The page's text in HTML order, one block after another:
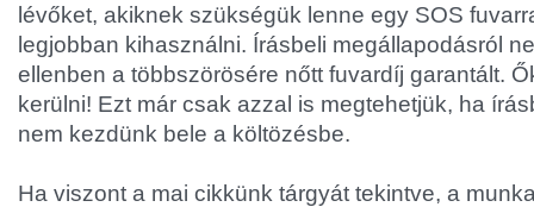
lévőket, akiknek szükségük lenne egy SOS
legjobban kihasználni. Írásbeli megállapodásról
ellenben a többszörösére nőtt fuvardíj garantált.
kerülni! Ezt már csak azzal is megtehetjük, ha
nem kezdünk bele a költözésbe.
Ha viszont a mai cikkünk tárgyát tekintve, a